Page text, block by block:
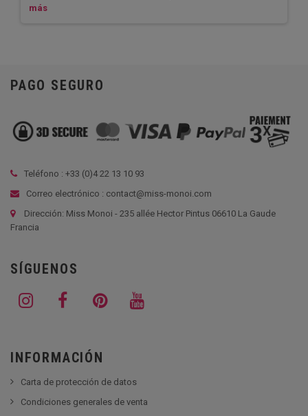
más
PAGO SEGURO
Teléfono : +33 (0)4 22 13 10 93
Correo electrónico : contact@miss-monoi.com
Dirección: Miss Monoi - 235 allée Hector Pintus 06610 La Gaude
Francia
SÍGUENOS
INFORMACIÓN
Carta de protección de datos
Condiciones generales de venta